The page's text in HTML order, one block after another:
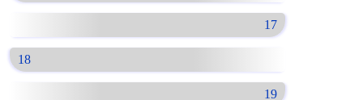
17
18
19